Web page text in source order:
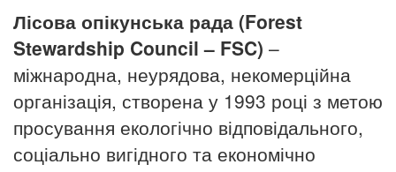
Лісова опікунська рада (Forest
Stewardship Council – FSC) –
міжнародна, неурядова, некомерційна
організація, створена у 1993 році з метою
просування екологічно відповідального,
соціально вигідного та економічно